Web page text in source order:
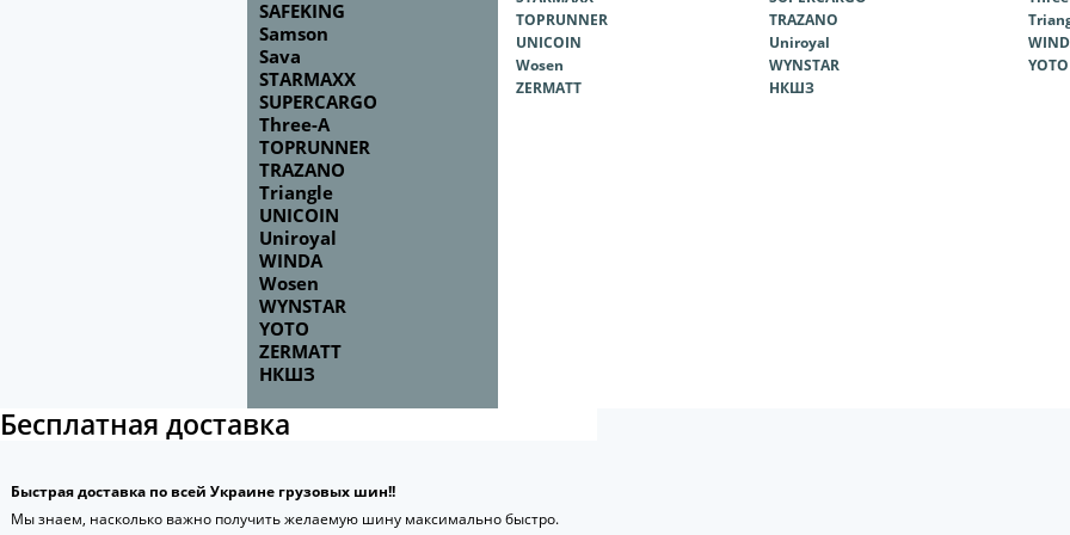
SAFEKING
Samson
Sava
STARMAXX
SUPERCARGO
Three-A
TOPRUNNER
TRAZANO
Triangle
UNICOIN
Uniroyal
WINDA
Wosen
WYNSTAR
YOTO
ZERMATT
НКШЗ
TOPRUNNER
TRAZANO
UNICOIN
Uniroyal
Wosen
WYNSTAR
YOTO
ZERMATT
НКШЗ
Бесплатная доставка
Быстрая доставка по всей Украине грузовых шин!!
Мы знаем, насколько важно получить желаемую шину максимально быстро.